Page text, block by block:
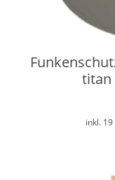
titan
inkl.